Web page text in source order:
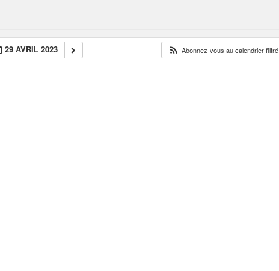
29 AVRIL 2023 Abonnez-vous au calendrier filtré